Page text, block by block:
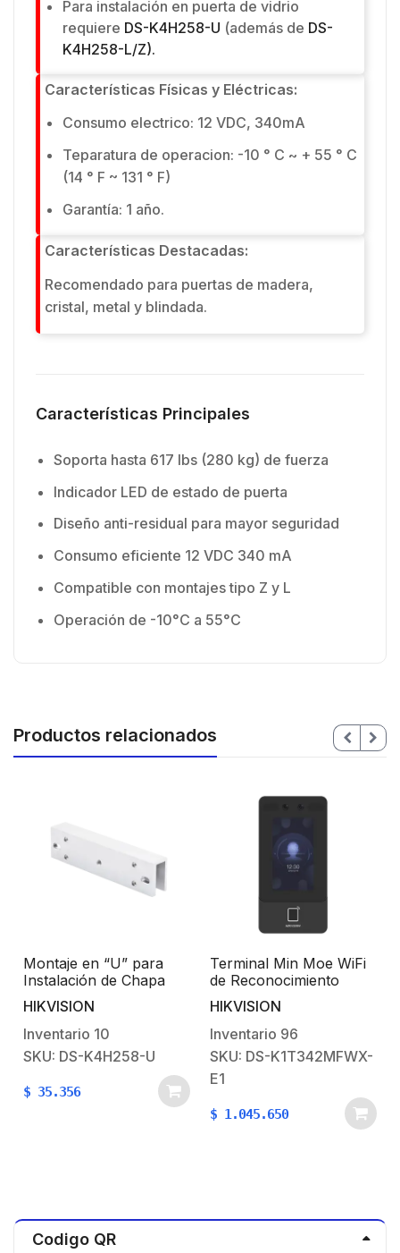
Para instalación en puerta de vidrio
requiere DS-K4H258-U (además de DS-
K4H258-L/Z).
Características Físicas y Eléctricas:
Consumo electrico: 12 VDC, 340mA
Teparatura de operacion: -10 ° C ~ + 55 ° C
(14 ° F ~ 131 ° F)
Garantía: 1 año.
Características Destacadas:
Recomendado para puertas de madera,
cristal, metal y blindada.
Características Principales
Soporta hasta 617 lbs (280 kg) de fuerza
Indicador LED de estado de puerta
Diseño anti-residual para mayor seguridad
Consumo eficiente 12 VDC 340 mA
Compatible con montajes tipo Z y L
Operación de -10°C a 55°C
Productos relacionados
Montaje en “U” para
Instalación de Chapa
Magnética DS-K4H258S
en Puerta de Cristal
(Vidrio)
HIKVISION
Inventario 10
SKU: DS-K4H258-U
$ 35.356
Terminal Min Moe WiFi
de Reconocimiento
Facial y Huella con
lector MIFARE / Exterior
IP65 / Hasta 1.5 mts en
lectura de rostro /
Soporta P2P Hik-
Connect / 1,500 Rostros
Videoportero / POE.
HIKVISION
Inventario 96
SKU: DS-K1T342MFWX-
E1
$ 1.045.650
Codigo QR